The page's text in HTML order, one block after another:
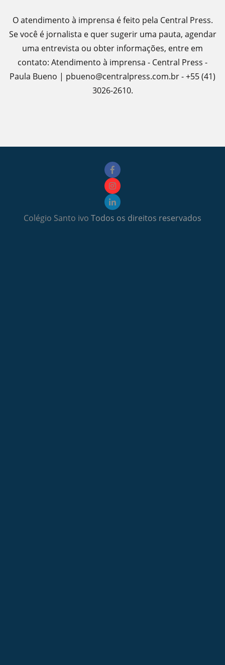
O atendimento à imprensa é feito pela Central Press.
Se você é jornalista e quer sugerir uma pauta, agendar
uma entrevista ou obter informações, entre em
contato: Atendimento à imprensa - Central Press -
Paula Bueno | pbueno@centralpress.com.br - +55 (41)
3026-2610.
Colégio Santo ivo Todos os direitos reservados